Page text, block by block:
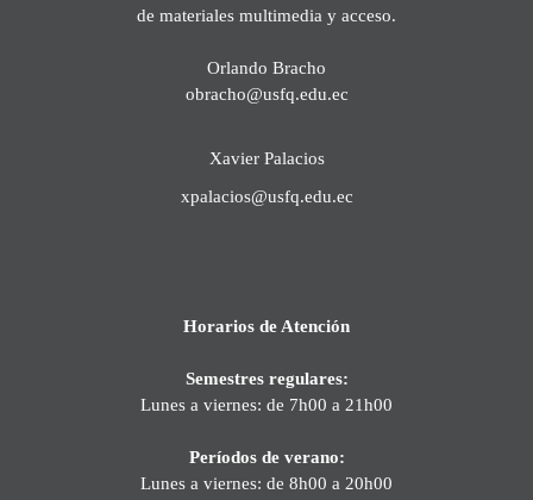
de materiales multimedia y acceso.
Orlando Bracho
obracho@usfq.edu.ec
Xavier Palacios
xpalacios@usfq.edu.ec
Horarios de Atención
Semestres regulares:
Lunes a viernes: de 7h00 a 21h00
Períodos de verano:
Lunes a viernes: de 8h00 a 20h00